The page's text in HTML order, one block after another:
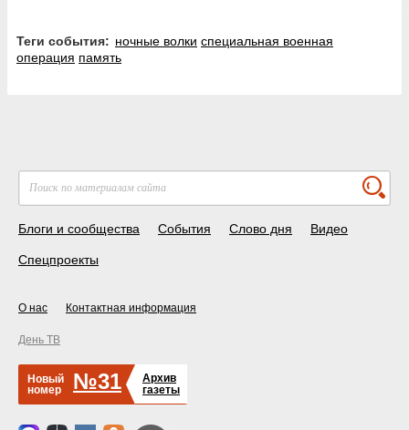
Теги события: ночные волки специальная военная
операция память
Блоги и сообщества События Слово дня Видео
Спецпроекты
О нас Контактная информация
День ТВ
Новый
номер
№31
Архив
газеты